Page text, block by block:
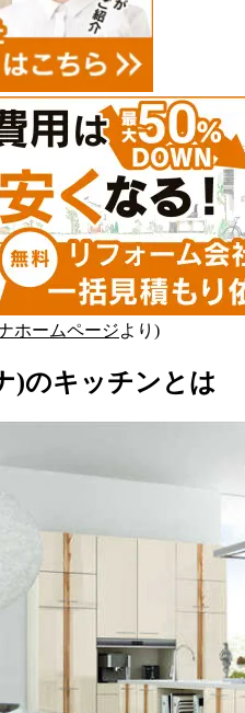
ホームページより)
)のキッチンとは